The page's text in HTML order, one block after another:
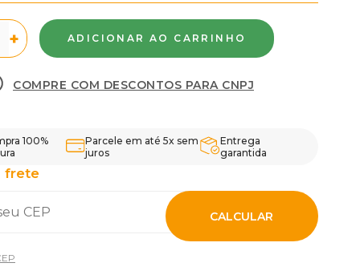
+
COMPRE COM DESCONTOS PARA CNPJ
frete
CALCULAR
100%
Parcele em até 5x sem
juros
Entrega
garantida